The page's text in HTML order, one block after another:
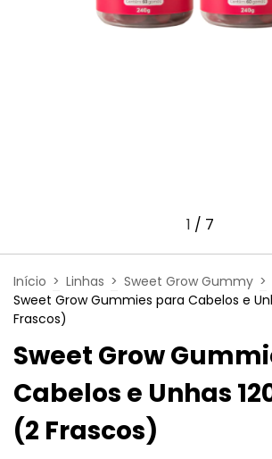
1 / 7
Início > Linhas > Sweet Grow Gummy >
Sweet Grow Gummies para Cabelos e
Frascos)
Sweet Grow
Cabelos e Unhas
(2 Frascos)